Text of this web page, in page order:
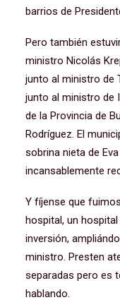
barrios de
Pero también
ministro Nicolás
junto al ministro de
junto al ministro de
de la Provincia de
Rodríguez. El
sobrina nieta de
incansablemente
Y fíjense que
hospital, un
inversión,
ministro. Presten
separadas pero es
hablando.